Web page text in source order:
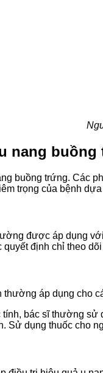
nang buồng
buồng trứng. Các
trọng của bệnh
được áp dụng
định chỉ theo
áp dụng cho
bác sĩ thường
Sử dụng thuốc cho